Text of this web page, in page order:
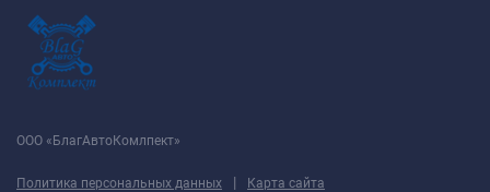
ООО «БлагАвтоКомлпект»
Политика персональных данных | Карта сайта